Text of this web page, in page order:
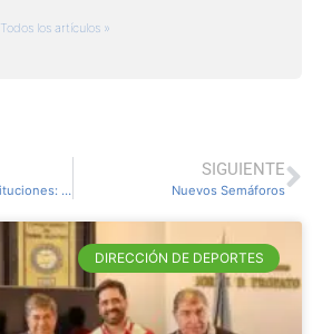
Todos los artículos »
Fortalecimiento de Instituciones: El Radio Club finalizó su proceso de normalización
SIGUIENTE
Nuevos Semáforos
DIRECCIÓN DE DEPORTES